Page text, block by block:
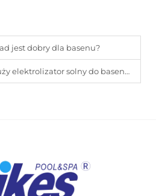
jest dobry dla basenu?
elektrolizator solny do basenu?